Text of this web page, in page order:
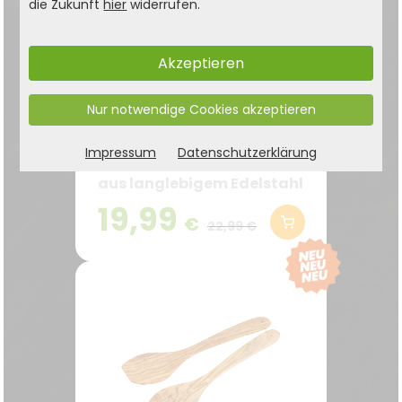
Rührschüssel, mit
Hochwertige Rührschüssel
– robust & hygienisch
19,99 € 22,99 €
die Zukunft hier widerrufen.
Akzeptieren
Nur notwendige Cookies akzeptieren
Impressum Datenschutzerklärung